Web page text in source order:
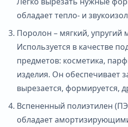
обладает тепло- и
Поролон – мягкий, упругий
Используется в качестве
предметов: косметика,
изделия. Он обеспечивает
вырезается, формируется,
Вспененный полиэтилен
обладает